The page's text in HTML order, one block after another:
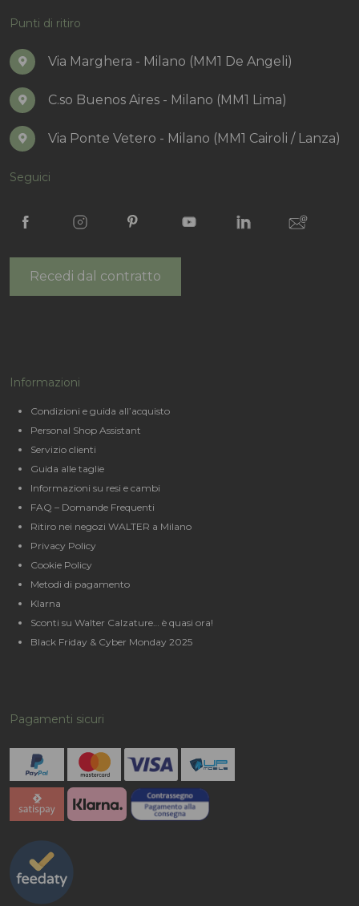
Punti di ritiro
Via Marghera - Milano (MM1 De Angeli)
C.so Buenos Aires - Milano (MM1 Lima)
Via Ponte Vetero - Milano (MM1 Cairoli / Lanza)
Seguici
Recedi dal contratto
Informazioni
Condizioni e guida all’acquisto
Personal Shop Assistant
Servizio clienti
Guida alle taglie
Informazioni su resi e cambi
FAQ – Domande Frequenti
Ritiro nei negozi WALTER a Milano
Privacy Policy
Cookie Policy
Metodi di pagamento
Klarna
Sconti su Walter Calzature… è quasi ora!
Black Friday & Cyber Monday 2025
Pagamenti sicuri